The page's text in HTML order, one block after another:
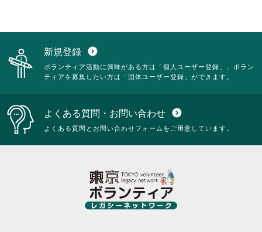
新規登録 expand_circle_down
ボランティア活動に興味がある方は「個人ユーザー登録」、ボラン
ティアを募集したい方は「団体ユーザー登録」ができます。
よくある質問・お問い合わせ expand_circle_down
よくある質問とお問い合わせフォームをご用意しています。